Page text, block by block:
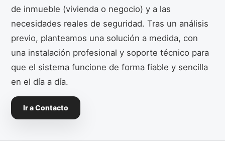
de inmueble (vivienda o negocio) y a las
necesidades reales de seguridad. Tras un análisis
previo, planteamos una solución a medida, con
una instalación profesional y soporte técnico para
que el sistema funcione de forma fiable y sencilla
en el día a día.
Ir a Contacto